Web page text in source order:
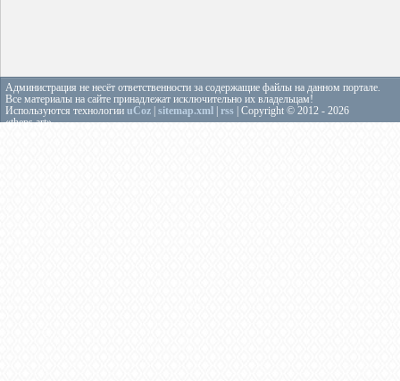
Администрация не несёт ответственности за содержащие файлы на данном портале.
Все материалы на сайте принадлежат исключительно их владельцам!
Используются технологии uCoz sitemap.xml rss | Copyright © 2012 - 2026
«theps.art»